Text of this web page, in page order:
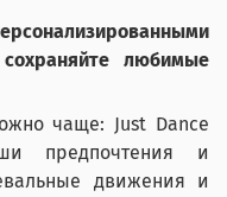
любимые
чаще: Just Dance
предпочтения и
движения и